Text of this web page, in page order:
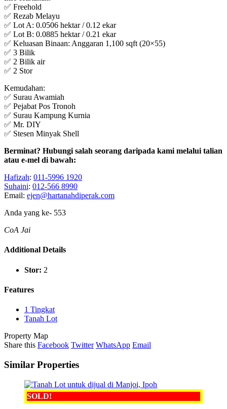
✅ Freehold
✅ Rezab Melayu
✅ Lot A: 0.0506 hektar / 0.12 ekar
✅ Lot B: 0.0885 hektar / 0.21 ekar
✅ Keluasan Binaan: Anggaran 1,100 sqft (20×55)
✅ 3 Bilik
✅ 2 Bilik air
✅ 2 Stor
Kemudahan:
✅ Surau Awamiah
✅ Pejabat Pos Tronoh
✅ Surau Kampung Kurnia
✅ Mr. DIY
✅ Stesen Minyak Shell
Berminat? Hubungi salah seorang daripada kami melalui talian
atau e-mel di bawah:
Hafizah: 011-5996 1920
Suhaini: 012-566 8990
Email: ejen@hartanahdiperak.com
Anda yang ke- 553
CoA Jai
Additional Details
Stor: 2
Features
1 Tingkat
Tanah Lot
Property Map
Share this Facebook Twitter WhatsApp Email
Similar Properties
SOLD!